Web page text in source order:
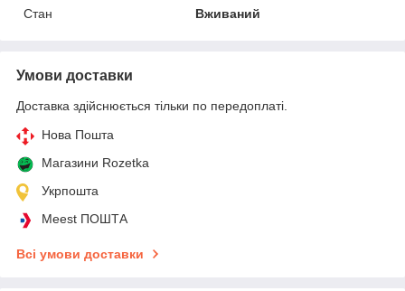
Стан Вживаний
Умови доставки
Доставка здійснюється тільки по передоплаті.
Нова Пошта
Магазини Rozetka
Укрпошта
Meest ПОШТА
Всі умови доставки